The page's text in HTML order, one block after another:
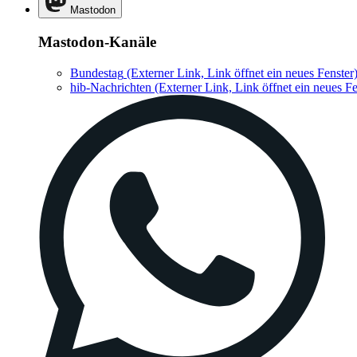
Mastodon
Mastodon-Kanäle
Bundestag (Externer Link, Link öffnet ein neues Fenster)
hib-Nachrichten (Externer Link, Link öffnet ein neues